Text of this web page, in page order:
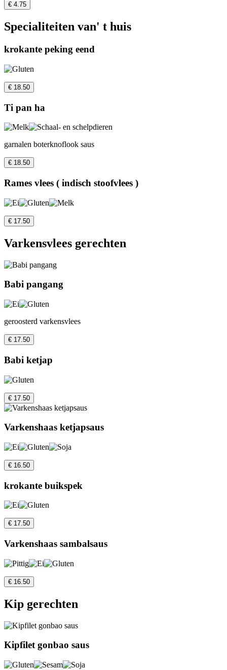
€ 4.75
Specialiteiten van' t huis
krokante peking eend
€ 18.50
Ti pan ha
garnalen boterknoflook saus
€ 18.50
Rames vlees ( indisch stoofvlees )
€ 17.50
Varkensvlees gerechten
Babi pangang
geroosterd varkensvlees
€ 17.50
Babi ketjap
€ 17.50
Varkenshaas ketjapsaus
€ 16.50
krokante buikspek
€ 17.50
Varkenshaas sambalsaus
€ 16.50
Kip gerechten
Kipfilet gonbao saus